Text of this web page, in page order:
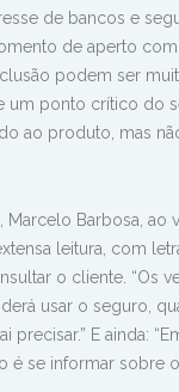
de bancos e
de aperto
podem ser
ponto crítico do
ao produto, mas
Barbosa,
leitura, com
o cliente. “Os
usar o seguro,
E ainda:
se informar sobre